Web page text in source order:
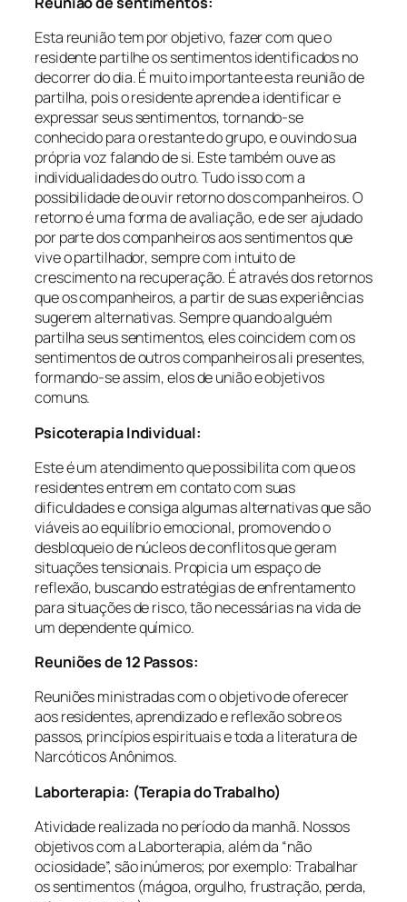
Esta reunião tem por objetivo, fazer com que o
residente partilhe os sentimentos identificados no
decorrer do dia. É muito importante esta reunião de
partilha, pois o residente aprende a identificar e
expressar seus sentimentos, tornando-se
conhecido para o restante do grupo, e ouvindo sua
própria voz falando de si. Este também ouve as
individualidades do outro. Tudo isso com a
possibilidade de ouvir retorno dos companheiros. O
retorno é uma forma de avaliação, e de ser ajudado
por parte dos companheiros aos sentimentos que
vive o partilhador, sempre com intuito de
crescimento na recuperação. É através dos retornos
que os companheiros, a partir de suas experiências
sugerem alternativas. Sempre quando alguém
partilha seus sentimentos, eles coincidem com os
sentimentos de outros companheiros ali presentes,
formando-se assim, elos de união e objetivos
comuns.
Psicoterapia Individual:
Este é um atendimento que possibilita com que os
residentes entrem em contato com suas
dificuldades e consiga algumas alternativas que são
viáveis ao equilíbrio emocional, promovendo o
desbloqueio de núcleos de conflitos que geram
situações tensionais. Propicia um espaço de
reflexão, buscando estratégias de enfrentamento
para situações de risco, tão necessárias na vida de
um dependente químico.
Reuniões de 12 Passos:
Reuniões ministradas com o objetivo de oferecer
aos residentes, aprendizado e reflexão sobre os
passos, princípios espirituais e toda a literatura de
Narcóticos Anônimos.
Laborterapia: (Terapia do Trabalho)
Atividade realizada no período da manhã. Nossos
objetivos com a Laborterapia, além da “não
ociosidade”, são inúmeros; por exemplo: Trabalhar
os sentimentos (mágoa, orgulho, frustração, perda,